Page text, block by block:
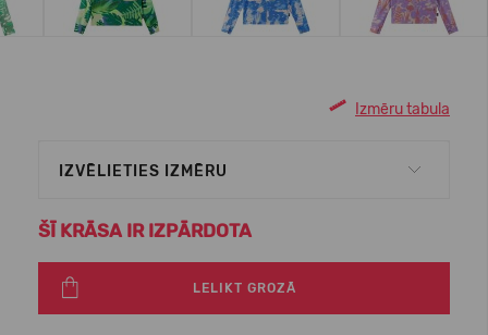
Izmēru tabula
IZVĒLIETIES IZMĒRU
ŠĪ KRĀSA IR IZPĀRDOTA
LELIKT GROZĀ